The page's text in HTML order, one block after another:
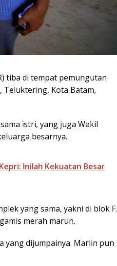
tiba di tempat pemungutan
Teluktering, Kota Batam,
istri, yang juga Wakil
besarnya.
Inilah Kekuatan Besar
yang sama, yakni di blok F.
merah marun.
yang dijumpainya. Marlin pun